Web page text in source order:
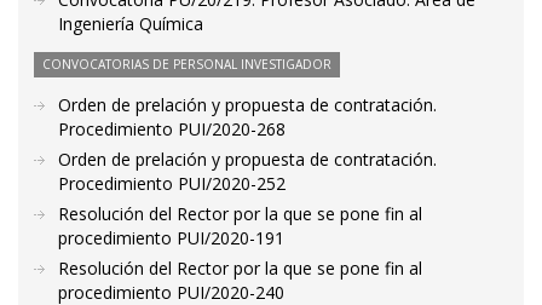
Ingeniería Química
CONVOCATORIAS DE PERSONAL INVESTIGADOR
Orden de prelación y propuesta de contratación.
Procedimiento PUI/2020-268
Orden de prelación y propuesta de contratación.
Procedimiento PUI/2020-252
Resolución del Rector por la que se pone fin al
procedimiento PUI/2020-191
Resolución del Rector por la que se pone fin al
procedimiento PUI/2020-240